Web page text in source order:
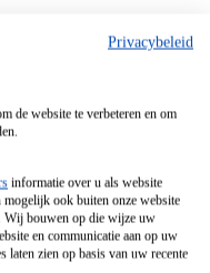
Privacybeleid
de website te verbeteren en om
informatie over u als website
mogelijk ook buiten onze website
Wij bouwen op die wijze uw
en communicatie aan op uw
laten zien op basis van uw recente